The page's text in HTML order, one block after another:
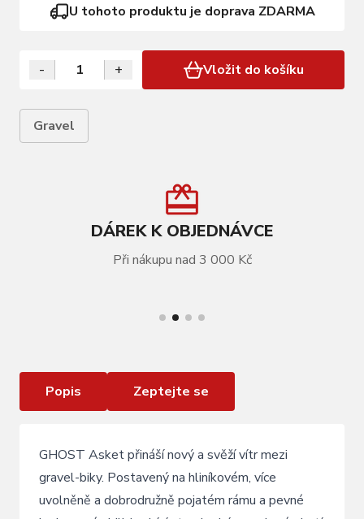
U tohoto produktu je doprava ZDARMA
- + Vložit do košíku
Gravel
DÁREK K OBJEDNÁVCE
Při nákupu nad 3 000 Kč
Popis Zeptejte se
GHOST Asket přináší nový a svěží vítr mezi
gravel-biky. Postavený na hliníkovém, více
uvolněně a dobrodružně pojatém rámu a pevné